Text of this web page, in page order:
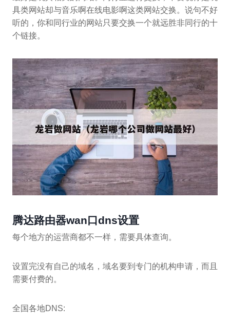
具类网站却与音乐啊在线电影啊这类网站交换。说句不好
听的，你和同行业的网站只要交换一个就远胜非同行的十
个链接。
腾达路由器wan口dns设置
每个地方的运营商都不一样，需要具体查询。
设置完没有自己的域名，域名要到专门的机构申请，而且
需要付费的。
全国各地DNS: